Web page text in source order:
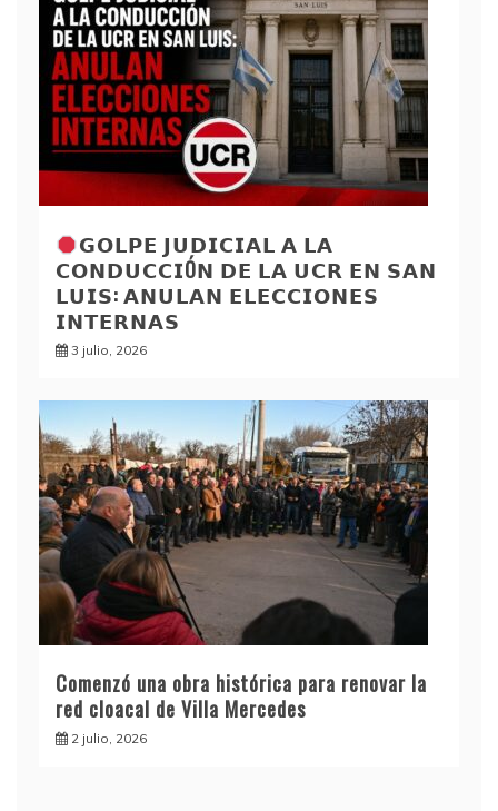
𝗚𝗢𝗟𝗣𝗘 𝗝𝗨𝗗𝗜𝗖𝗜𝗔𝗟 𝗔 𝗟𝗔
𝗖𝗢𝗡𝗗𝗨𝗖𝗖𝗜Ó𝗡 𝗗𝗘 𝗟𝗔 𝗨𝗖𝗥 𝗘𝗡 𝗦𝗔𝗡
𝗟𝗨𝗜𝗦: 𝗔𝗡𝗨𝗟𝗔𝗡 𝗘𝗟𝗘𝗖𝗖𝗜𝗢𝗡𝗘𝗦
𝗜𝗡𝗧𝗘𝗥𝗡𝗔𝗦
3 julio, 2026
Comenzó una obra histórica para renovar la
red cloacal de Villa Mercedes
2 julio, 2026